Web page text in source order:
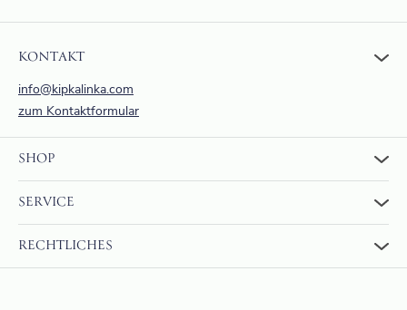
KONTAKT
info@kipkalinka.com
zum Kontaktformular
SHOP
SERVICE
RECHTLICHES